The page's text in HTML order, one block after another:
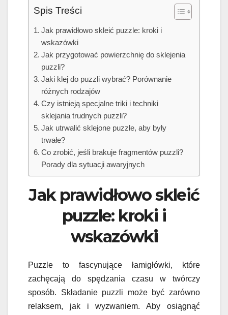
Spis Treści
Jak prawidłowo skleić puzzle: kroki i
wskazówki
Jak przygotować powierzchnię do sklejenia
puzzli?
Jaki klej do puzzli wybrać? Porównanie
różnych rodzajów
Czy istnieją specjalne triki i techniki
sklejania trudnych puzzli?
Jak utrwalić sklejone puzzle, aby były
trwałe?
Co zrobić, jeśli brakuje fragmentów puzzli?
Porady dla sytuacji awaryjnych
Jak prawidłowo skleić
puzzle: kroki i
wskazówki
Puzzle to fascynujące łamigłówki, które
zachęcają do spędzania czasu w twórczy
sposób. Składanie puzzli może być zarówno
relaksem, jak i wyzwaniem. Aby osiągnąć